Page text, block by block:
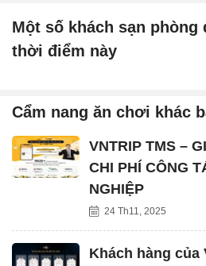
Một số khách sạn phòng
thời điểm này
Cẩm nang ăn chơi khác
VNTRIP TMS –
CHI PHÍ CÔNG
NGHIỆP
24 Th11, 2025
Khách hàng